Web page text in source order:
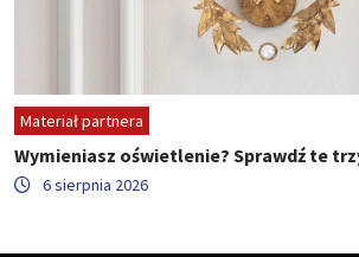
Materiał partnera
Wymieniasz oświetlenie? Sprawdź te
6 sierpnia 2026